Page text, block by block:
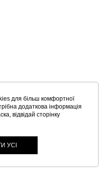
для більш комфортної
додаткова інформація
відвідай сторінку
УСІ